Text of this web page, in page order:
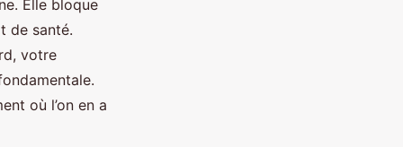
Elle bloque
de santé.
votre
où l’on en a